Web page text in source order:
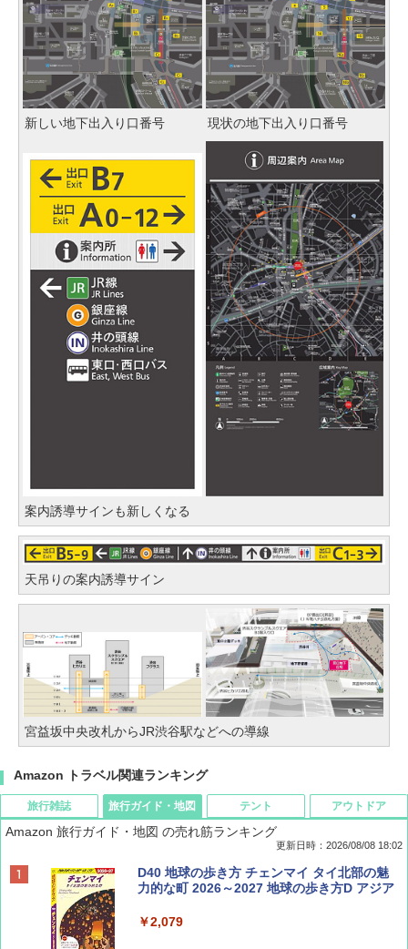
新しい地下出入り口番号 現状の地下出入り口番号
案内誘導サインも新しくなる
天吊りの案内誘導サイン
宮益坂中央改札からJR渋谷駅などへの導線
Amazon トラベル関連ランキング
旅行雑誌
BE-PAL(ビ-パル) 2026年 9 月号【特別付録:
SOTO ミニマル"旅"財布 ランダム2種】
￥1,500
旅行ガイド・地図
Amazon 旅行ガイド・地図 の売れ筋ランキング
更新日時：2026/08/08 18:02
D40 地球の歩き方 チェンマイ タイ北部の魅
力的な町 2026～2027 地球の歩き方D アジア
￥2,079
テント アウトドア